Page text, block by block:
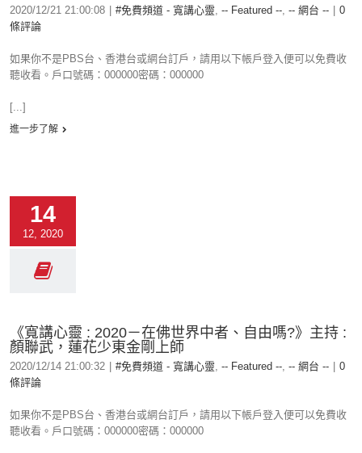
2020/12/21 21:00:08 #免費頻道 - 寬講心靈, -- Featured --, -- 網台 --
0
條評論
如果你不是PBS台、香港台或網台訂戶，請用以下帳戶登入便可以免費收
聽收看。戶口號碼：000000密碼：000000
[...]
進一步了解
14
12, 2020
《寬講心靈 : 2020－在佛世界中者、自由嗎?》主持 :
顏聯武，蓮花少東金剛上師
2020/12/14 21:00:32 #免費頻道 - 寬講心靈, -- Featured --, -- 網台 --
0
條評論
如果你不是PBS台、香港台或網台訂戶，請用以下帳戶登入便可以免費收
聽收看。戶口號碼：000000密碼：000000